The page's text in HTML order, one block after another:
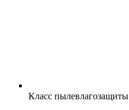
Класс пылевлагозащиты